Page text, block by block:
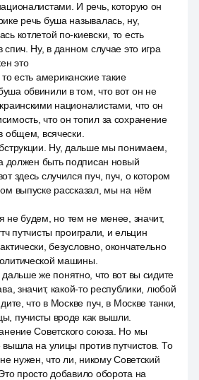
И речь, которую он
речь буша называлась, ну,
котлетой по-киевски, то есть
спич. Ну, в данном случае это игра
это
есть американские такие
обвинили в том, что вот он не
националистами, что он
что он топил за сохранение
общем, всячески.
Ну, дальше мы понимаем,
должен быть подписан новый
здесь случился пуч, пуч, о котором
выпуске рассказал, мы на нём
не будем, но тем не менее, значит,
путчисты проиграли, и ельцин
безусловно, окончательно
машины.
же понятно, что вот вы сидите
значит, какой-то республики, любой
что в Москве пуч, в Москве танки,
пучисты вроде как вышли.
Советского союза. Но мы
на улицы против путчистов. То
нужен, что ли, никому Советский
просто добавило оборота на